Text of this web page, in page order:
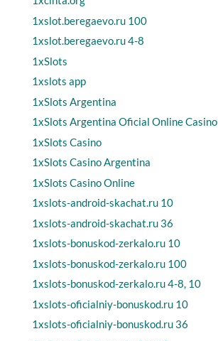
1xslot.beregaevo.ru 100
1xslot.beregaevo.ru 4-8
1xSlots
1xslots app
1xSlots Argentina
1xSlots Argentina Oficial Online Casino
1xSlots Casino
1xSlots Casino Argentina
1xSlots Casino Online
1xslots-android-skachat.ru 10
1xslots-android-skachat.ru 36
1xslots-bonuskod-zerkalo.ru 10
1xslots-bonuskod-zerkalo.ru 100
1xslots-bonuskod-zerkalo.ru 4-8, 10
1xslots-oficialniy-bonuskod.ru 10
1xslots-oficialniy-bonuskod.ru 36